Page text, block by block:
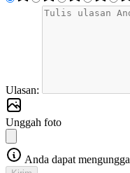
Ulasan:
Unggah foto
Anda dapat